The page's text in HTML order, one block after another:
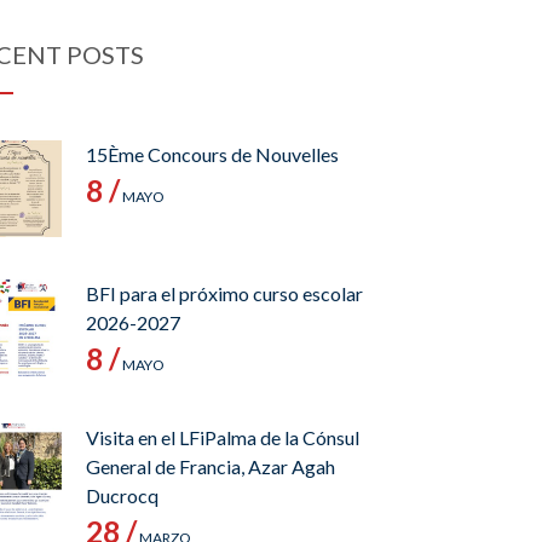
POSTS
15Ème Concours de Nouvelles
8 /MAYO
BFI para el próximo curso escolar
2026-2027
8 /MAYO
Visita en el LFiPalma de la Cónsul
General de Francia, Azar Agah
Ducrocq
28 /MARZO